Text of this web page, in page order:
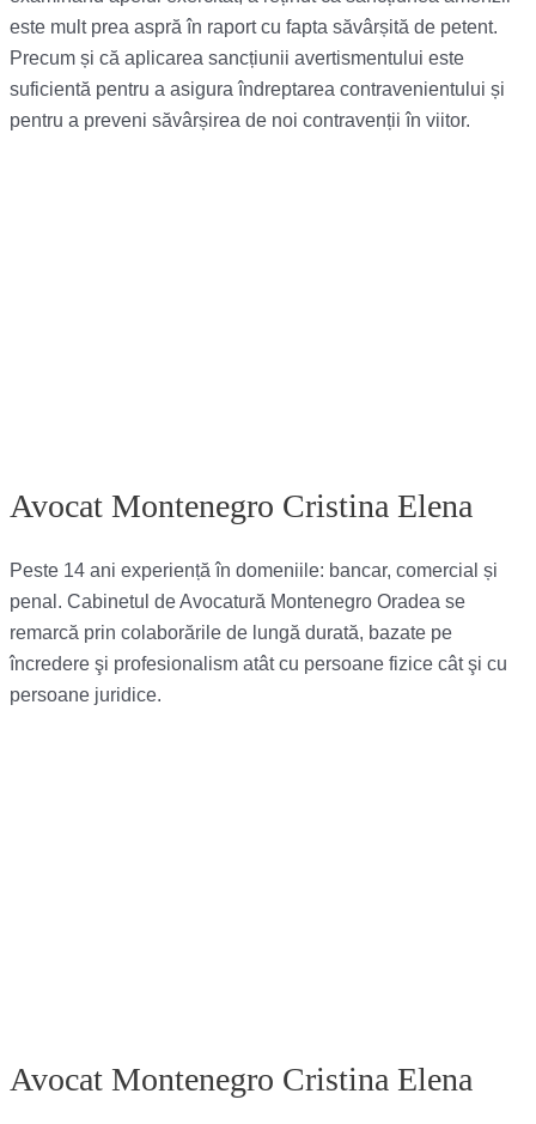
este mult prea aspră în raport cu fapta săvârșită de petent.
Precum și că aplicarea sancțiunii avertismentului este
suficientă pentru a asigura îndreptarea contravenientului și
pentru a preveni săvârșirea de noi contravenții în viitor.
Avocat Montenegro Cristina Elena
Peste 14 ani experiență în domeniile: bancar, comercial și
penal. Cabinetul de Avocatură Montenegro Oradea se
remarcă prin colaborările de lungă durată, bazate pe
încredere şi profesionalism atât cu persoane fizice cât şi cu
persoane juridice.
Avocat Montenegro Cristina Elena